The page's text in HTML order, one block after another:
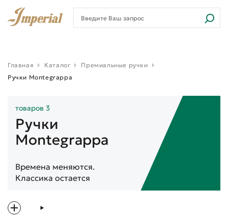
Главная Каталог
Премиальные ручки
Ручки Montegrappa
товаров 3
Ручки
Montegrappa
Времена меняются.
Классика остается